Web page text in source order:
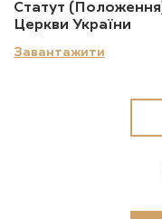
Статут
Церкви України
Завантажити